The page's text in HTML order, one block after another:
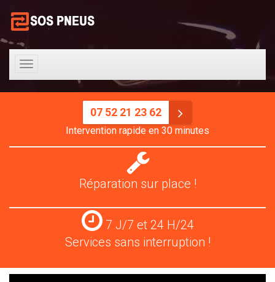
Toggle
navigation
07 52 21 23 62
Intervention rapide en 30 minutes
Réparation
pneus
Réparation sur place !
Services
24
H/24
7 J/7 et 24 H/24
Services sans interruption !